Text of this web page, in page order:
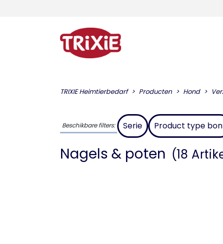
TRIXIE Heimtierbedarf Producten Hond
Beschikbare filters: Serie Product type
Nagels & poten (18